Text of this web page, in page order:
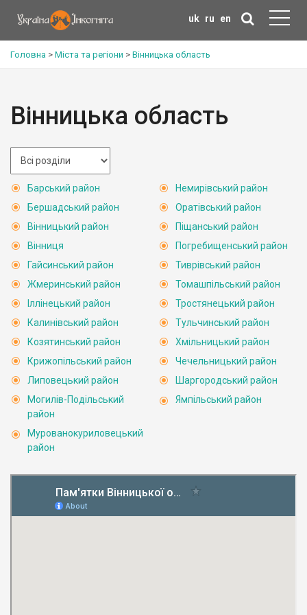
uk ru en
Головна > Міста та регіони > Вінницька область
Вінницька область
Барський район
Бершадський район
Вінницький район
Вінниця
Гайсинський район
Жмеринський район
Іллінецький район
Калинівський район
Козятинський район
Крижопільський район
Липовецький район
Могилів-Подільський
район
Мурованокуриловецький
район
Немирівський район
Оратівський район
Піщанський район
Погребищенський район
Тиврівський район
Томашпільський район
Тростянецький район
Тульчинський район
Хмільницький район
Чечельницький район
Шаргородський район
Ямпільський район